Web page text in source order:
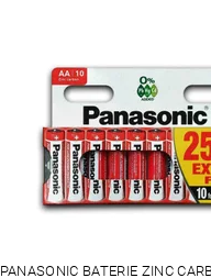
PANASONIC BATERIE ZINC